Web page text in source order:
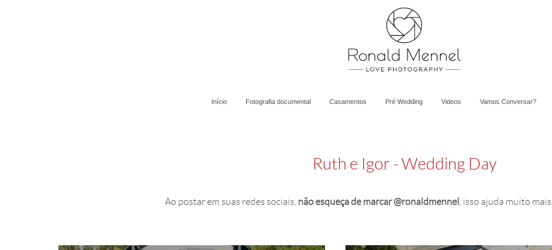
Início Fotografia documental Casamentos Pré Wedding Videos Vamos Conversar?
Ruth e Igor - Wedding Day
Ao postar em suas redes sociais, não esqueça de marcar @ronaldmennel , isso ajuda muito